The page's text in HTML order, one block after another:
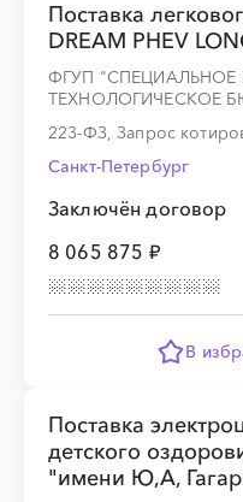
Поставка
DREAM PHEV
ФГУП "СПЕЦИАЛЬНОЕ
ТЕХНОЛОГИЧЕСКОЕ
223-ФЗ, Запрос
Санкт-Петербург
Заключён договор
8 065 875 ₽
В
Поставка
детского
"имени Ю,А,
░ ░░ ░░░ ░
░
░
░
░
░
░
░
░
░
░
░
░
░
░
░
░░░░░ ░░